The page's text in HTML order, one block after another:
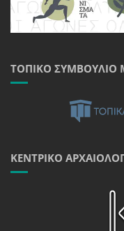
ΤΟΠΙΚΌ ΣΥΜΒΟΎΛΙΟ
ΚΕΝΤΡΙΚΌ